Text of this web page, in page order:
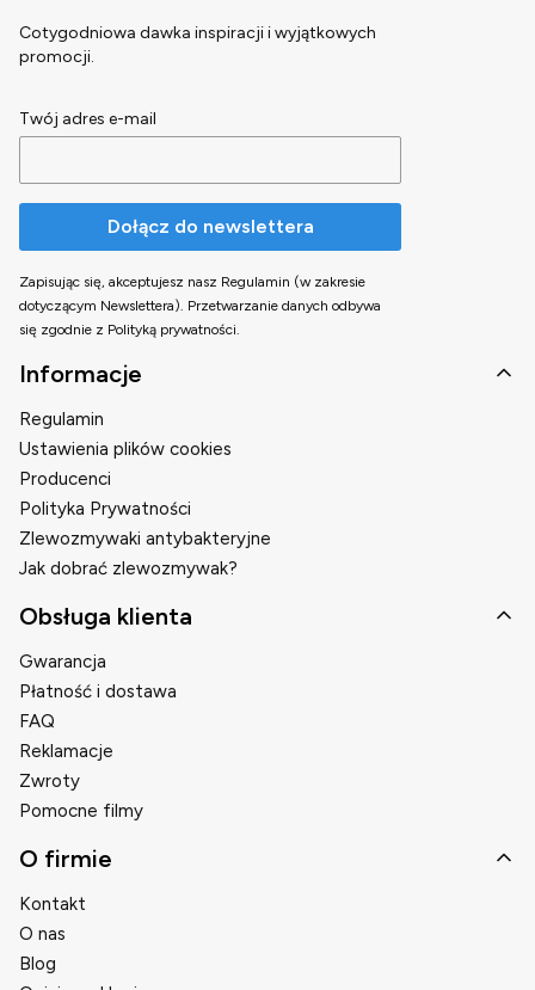
Cotygodniowa dawka inspiracji i wyjątkowych
promocji.
Twój adres e-mail
Dołącz do newslettera
Zapisując się, akceptujesz nasz Regulamin (w zakresie
dotyczącym Newslettera). Przetwarzanie danych odbywa
się zgodnie z Polityką prywatności.
Linki w stopce
Informacje
Regulamin
Ustawienia plików cookies
Producenci
Polityka Prywatności
Zlewozmywaki antybakteryjne
Jak dobrać zlewozmywak?
Obsługa klienta
Gwarancja
Płatność i dostawa
FAQ
Reklamacje
Zwroty
Pomocne filmy
O firmie
Kontakt
O nas
Blog